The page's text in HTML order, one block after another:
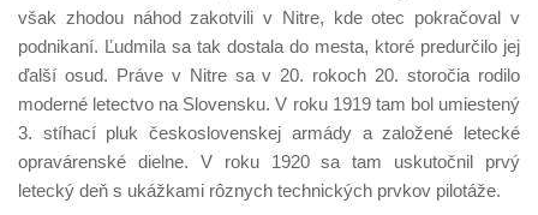
však zhodou náhod zakotvili v Nitre, kde otec pokračoval v
podnikaní. Ľudmila sa tak dostala do mesta, ktoré predurčilo jej
ďalší osud. Práve v Nitre sa v 20. rokoch 20. storočia rodilo
moderné letectvo na Slovensku. V roku 1919 tam bol umiestený
3. stíhací pluk československej armády a založené letecké
opravárenské dielne. V roku 1920 sa tam uskutočnil prvý
letecký deň s ukážkami rôznych technických prvkov pilotáže.